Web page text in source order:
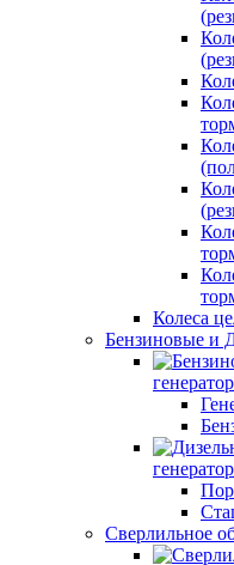
Колеса
Бензиновые и
Сверлильное